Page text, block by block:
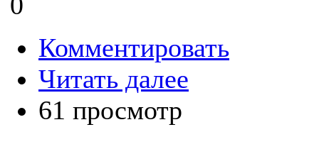
Комментировать
Читать далее
61 просмотр